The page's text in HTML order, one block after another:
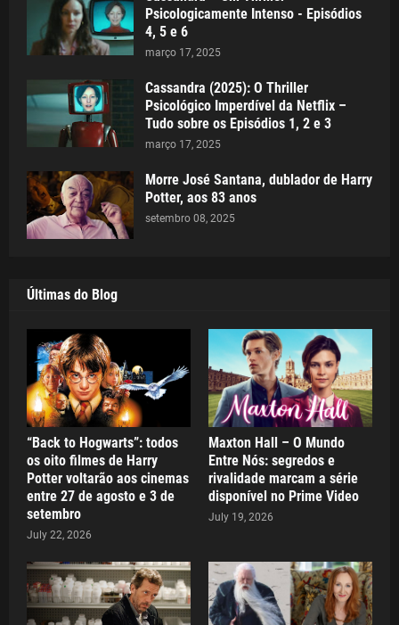
Psicologicamente Intenso - Episódios
4, 5 e 6
março 17, 2025
Cassandra (2025): O Thriller
Psicológico Imperdível da Netflix –
Tudo sobre os Episódios 1, 2 e 3
março 17, 2025
Morre José Santana, dublador de Harry
Potter, aos 83 anos
setembro 08, 2025
Últimas do Blog
“Back to Hogwarts”: todos
os oito filmes de Harry
Potter voltarão aos cinemas
entre 27 de agosto e 3 de
setembro
July 22, 2026
Maxton Hall – O Mundo
Entre Nós: segredos e
rivalidade marcam a série
disponível no Prime Video
July 19, 2026